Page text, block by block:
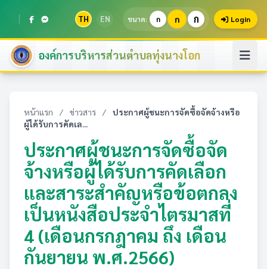
TH EN ขนาด: ก ก ก Login
องค์การบริหารส่วนตำบลทุ่งนางโอก
หน้าแรก / ข่าวสาร /
ประกาศผู้ชนะการจัดซื้อจัดจ้างหรือ
ผู้ได้รับการคัดเล...
ประกาศผู้ชนะการจัดซื้อจัด
จ้างหรือผู้ได้รับการคัดเลือก
และสาระสำคัญหรือข้อตกลง
เป็นหนังสือประจำไตรมาสที่
4 (เดือนกรกฎาคม ถึง เดือน
กันยายน พ.ศ.2566)